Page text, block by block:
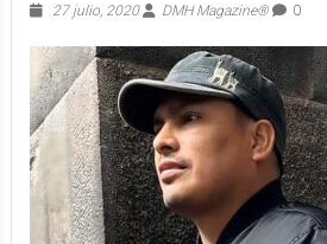
27 julio, 2020 DMH Magazine® 0